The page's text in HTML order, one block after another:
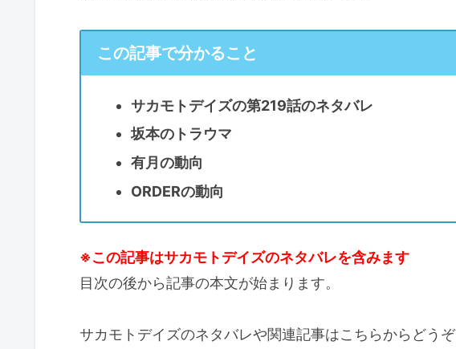
この記事で分かること
サカモトデイズの第219話のネタバレ
坂本のトラウマ
有月の動向
ORDERの動向
※この記事はサカモトデイズのネタバレを含みます
目次の後から記事の本文が始まります。
サカモトデイズのネタバレや関連記事はこちらからどうぞ